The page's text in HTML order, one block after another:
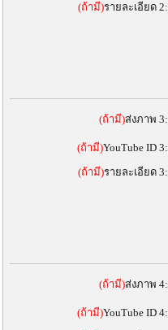
(ถ้ามี)รายละเอียด 2:
(ถ้ามี)ส่งภาพ 3:
(ถ้ามี)YouTube ID 3:
(ถ้ามี)รายละเอียด 3:
(ถ้ามี)ส่งภาพ 4:
(ถ้ามี)YouTube ID 4: